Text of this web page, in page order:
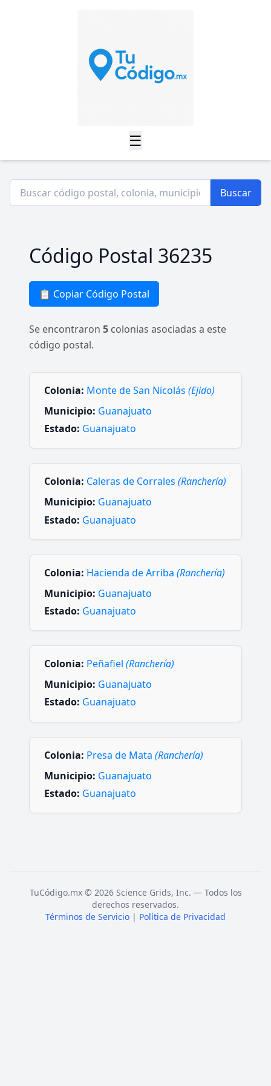
☰
Buscar
Código Postal 36235
📋 Copiar Código Postal
Se encontraron 5 colonias asociadas a este
código postal.
Colonia: Monte de San Nicolás (Ejido)
Municipio: Guanajuato
Estado: Guanajuato
Colonia: Caleras de Corrales (Ranchería)
Municipio: Guanajuato
Estado: Guanajuato
Colonia: Hacienda de Arriba (Ranchería)
Municipio: Guanajuato
Estado: Guanajuato
Colonia: Peñafiel (Ranchería)
Municipio: Guanajuato
Estado: Guanajuato
Colonia: Presa de Mata (Ranchería)
Municipio: Guanajuato
Estado: Guanajuato
TuCódigo.mx © 2026 Science Grids, Inc. — Todos los
derechos reservados.
Términos de Servicio | Política de Privacidad